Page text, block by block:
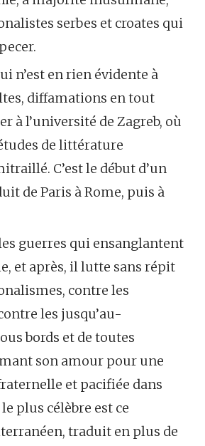
serbes et croates qui
n’est en rien évidente à
diffamations en tout
à l’université de Zagreb, où
de littérature
C’est le début d’un
de Paris à Rome, puis à
guerres qui ensanglantent
et après, il lutte sans répit
contre les
les jusqu’au-
bords et de toutes
son amour pour une
et pacifiée dans
plus célèbre est ce
traduit en plus de